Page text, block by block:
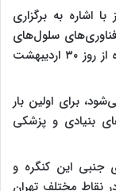
اشاره به برگزاری
سلول‌های
بنیادی و پزشکی بازساختی اظهار کرد: این کنگره از روز ۳۰ اردیبهشت
برای اولین بار
بنیادی و پزشکی
جنبی این کنگره و
کارگاه آموزشی در نقاط مختلف تهران